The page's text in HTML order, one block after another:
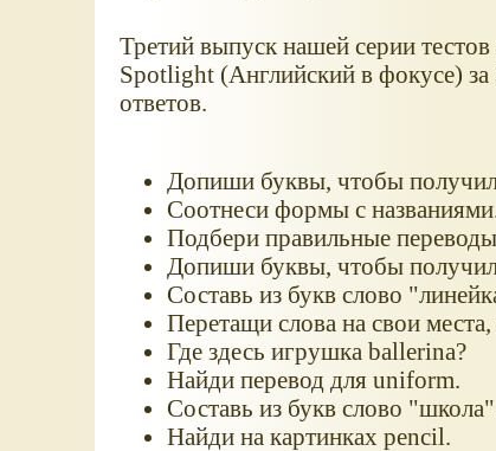
Третий выпуск нашей серии
Spotlight (Английский в фокусе) за
ответов.
Допиши буквы, чтобы
Соотнеси формы с названиями.
Подбери правильные переводы.
Допиши буквы, чтобы
Составь из букв слово
Перетащи слова на свои
Где здесь игрушка ballerina?
Найди перевод для uniform.
Составь из букв слово "школа".
Найди на картинках pencil.